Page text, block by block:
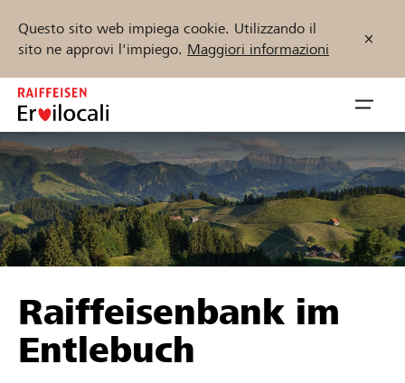
Questo sito web impiega cookie. Utilizzando il
sito ne approvi l'impiego. Maggiori informazioni
Zum
Inhalt
springen
öffnen
Sostenere
Aiuto & supporto
Trova progetti e organizzazioni
Inizia ora
Raiffeisenbank im
Entlebuch